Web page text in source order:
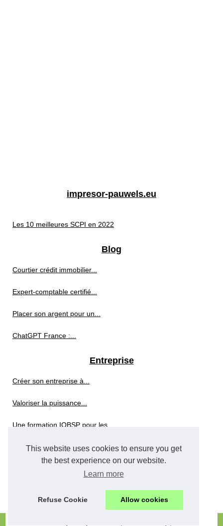
This website uses cookies to ensure you get
the best experience on our website.
Learn more
Refuse Cookie Allow cookies
impresor-pauwels.eu
Les 10 meilleures SCPI en 2022
Blog
Courtier crédit immobilier...
Expert-comptable certifié...
Placer son argent pour un...
ChatGPT France :...
Entreprise
Créer son entreprise à...
Valoriser la puissance...
Une formation IOBSP pour les...
Rédiger une lettre...
Réduction